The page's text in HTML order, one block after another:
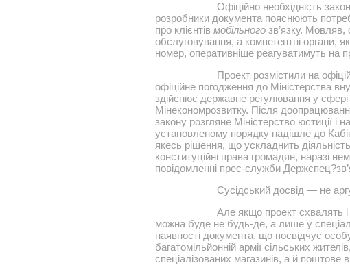
Офіційно необхідність
розробники документа пояснюють
про клієнтів мобільного зв’язку. Мовляв,
обслуговування, а компетентні органи,
номер, оперативніше реагуватимуть на
Проект розмістили на
офіційне погодження до Міністерства
здійснює державне регулювання у сфері
Мінекономрозвитку. Після
закону розгляне Міністерство юстиції і
установленому порядку надішле до
якесь рішення, що ускладнить
конституційні права громадян, наразі
повідомленні прес-служби
Сусідський досвід — не
Але якщо проект схвалять і
можна буде не будь-де, а лише у
наявності документа, що посвідчує
багатомільйонній армії сільських
спеціалізованих магазинів, а й поштове